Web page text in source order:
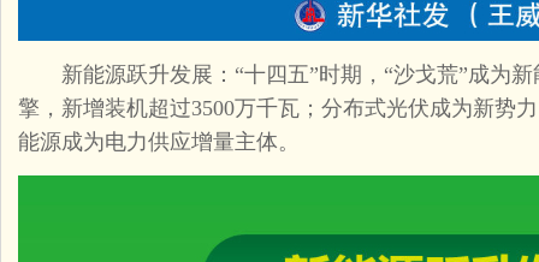
新能源跃升发展：“十四五”时期，“沙戈荒”成为新
擎，新增装机超过3500万千瓦；分布式光伏成为新势
能源成为电力供应增量主体。